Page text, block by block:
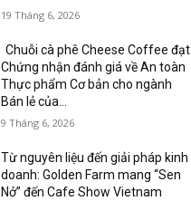
19 Tháng 6, 2026
Chuỗi cà phê Cheese Coffee đạt
Chứng nhận đánh giá về An toàn
Thực phẩm Cơ bản cho ngành
Bán lẻ của...
9 Tháng 6, 2026
Từ nguyên liệu đến giải pháp kinh
doanh: Golden Farm mang “Sen
Nở” đến Cafe Show Vietnam